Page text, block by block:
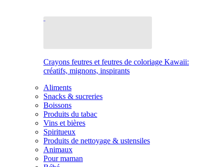
Crayons feutres et feutres de coloriage Kawaii:
créatifs, mignons, inspirants
Aliments
Snacks & sucreries
Boissons
Produits du tabac
Vins et bières
Spiritueux
Produits de nettoyage & ustensiles
Animaux
Pour maman